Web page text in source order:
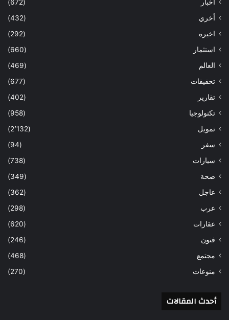
أخبار
(672)
أخري
(432)
اخيره
(292)
استثمار
(660)
العالم
(469)
تحقيقات
(677)
تقارير
(402)
تكنولوجيا
(958)
تمويل
(2٬132)
سفر
(94)
سيارات
(738)
صحة
(349)
عاجل
(362)
عرب
(298)
عقارات
(620)
فنون
(246)
مجتمع
(468)
منوعات
(270)
أحدث المقالات